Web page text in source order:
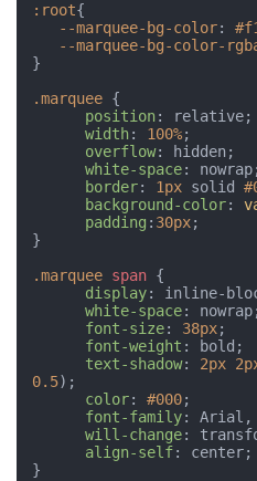
:root{
--marquee-bg-color:
--marquee-bg-color-
}
.marquee {
position: relative;
width: 100%;
overflow: hidden;
white-space: nowrap;
border: 1px solid
background-color:
padding : 30px;
}
.marquee span {
display: inline-
white-space: nowrap;
font-size: 38px;
font-weight : bold;
text-shadow: 2px
0.5);
color: #000;
font-family: Arial,
will-change:
align-self: center;
}